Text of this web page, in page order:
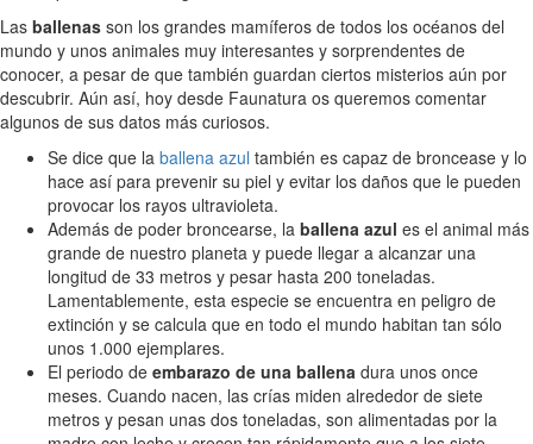
Las ballenas son los grandes mamíferos de todos los océanos del
mundo y unos animales muy interesantes y sorprendentes de
conocer, a pesar de que también guardan ciertos misterios aún por
descubrir. Aún así, hoy desde Faunatura os queremos comentar
algunos de sus datos más curiosos.
Se dice que la ballena azul también es capaz de broncease y lo
hace así para prevenir su piel y evitar los daños que le pueden
provocar los rayos ultravioleta.
Además de poder broncearse, la ballena azul es el animal más
grande de nuestro planeta y puede llegar a alcanzar una
longitud de 33 metros y pesar hasta 200 toneladas.
Lamentablemente, esta especie se encuentra en peligro de
extinción y se calcula que en todo el mundo habitan tan sólo
unos 1.000 ejemplares.
El periodo de embarazo de una ballena dura unos once
meses. Cuando nacen, las crías miden alrededor de siete
metros y pesan unas dos toneladas, son alimentadas por la